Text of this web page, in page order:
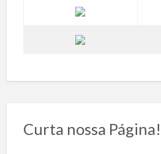
Curta nossa Página!